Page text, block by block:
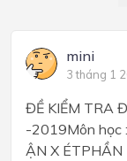
mini
3 tháng 1
ĐỀ KIỂM TRA
-2019Môn học
ẬN X ÉTPHẦN